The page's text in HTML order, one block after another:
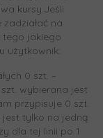
kursy.Jeśli
na
tego jakiego
użytkownik:
0 szt. –
wybierana jest
przypisuje 0 szt.
jest tylko na jedną
dla tej linii po 1